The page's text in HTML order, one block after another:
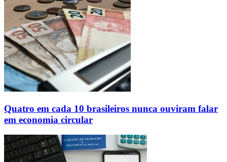
Quatro em cada 10 brasileiros nunca ouviram falar
em economia circular